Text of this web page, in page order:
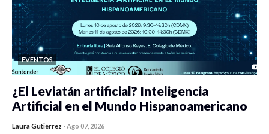
EVENTOS
¿El Leviatán artificial? Inteligencia
Artificial en el Mundo Hispanoamericano
Laura Gutiérrez -Ago 07, 2026